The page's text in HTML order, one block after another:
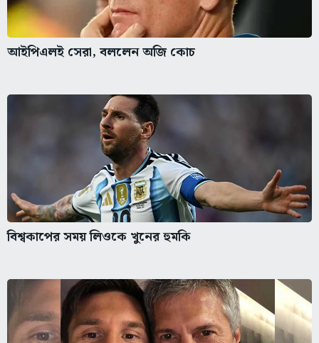
আইপিএলই সেরা, বললেন অজি কোচ
বিশ্বকাপের সময় লিওকে খুনের হুমকি